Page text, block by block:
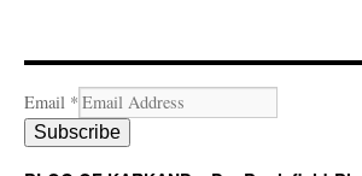
Email *
Subscribe